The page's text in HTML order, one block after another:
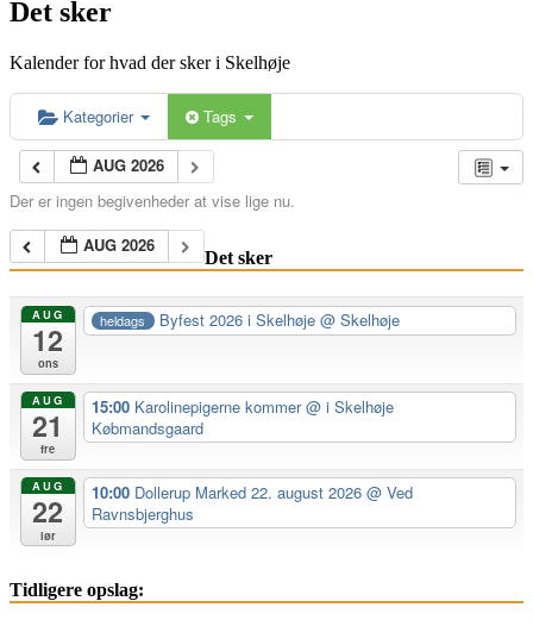
Det sker
Kalender for hvad der sker i Skelhøje
Kategorier Tags
AUG 2026
Der er ingen begivenheder at vise lige nu.
AUG 2026
Det sker
AUG
12
ons
heldags Byfest 2026 i Skelhøje@ Skelhøje
AUG
21
fre
15:00 Karolinepigerne kommer@ i Skelhøje
Købmandsgaard
AUG
22
lør
10:00 Dollerup Marked 22. august 2026 @ Ved
Ravnsbjerghus
Tidligere opslag: